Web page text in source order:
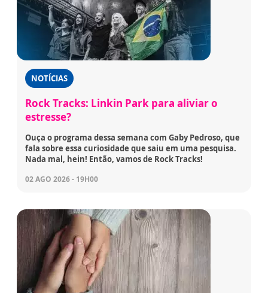
NOTÍCIAS
Rock Tracks: Linkin Park para aliviar o
estresse?
Ouça o programa dessa semana com Gaby Pedroso, que
fala sobre essa curiosidade que saiu em uma pesquisa.
Nada mal, hein! Então, vamos de Rock Tracks!
02 AGO 2026 - 19H00